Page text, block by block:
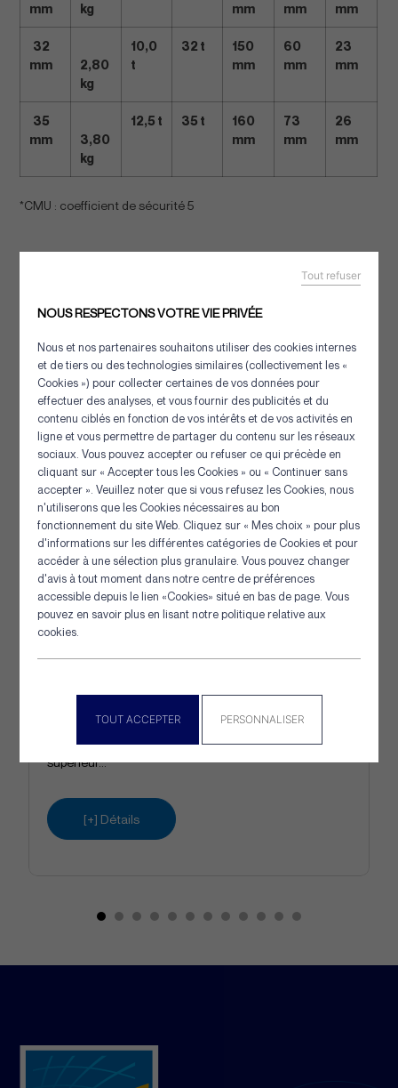
Panneau de gestion des cookies
NOUS RESPECTONS VOTRE VIE PRIVÉE
Nous et nos partenaires souhaitons utiliser des cookies internes
et de tiers ou des technologies similaires (collectivement les «
Cookies ») pour collecter certaines de vos données pour
effectuer des analyses, et vous fournir des publicités et du
contenu ciblés en fonction de vos intérêts et de vos activités en
ligne et vous permettre de partager du contenu sur les réseaux
sociaux. Vous pouvez accepter ou refuser ce qui précède en
cliquant sur « Accepter tous les Cookies » ou « Continuer sans
accepter ». Veuillez noter que si vous refusez les Cookies, nous
n'utiliserons que les Cookies nécessaires au bon
fonctionnement du site Web. Cliquez sur « Mes choix » pour plus
d'informations sur les différentes catégories de Cookies et pour
accéder à une sélection plus granulaire. Vous pouvez changer
d'avis à tout moment dans notre centre de préférences
accessible depuis le lien «Cookies» situé en bas de page. Vous
pouvez en savoir plus en lisant notre politique relative aux
cookies.
TOUT ACCEPTER
Tout refuser
PERSONNALISER
mm
kg
mm
mm
mm
32
mm
2,80
kg
10,0
t
32 t
150
mm
60
mm
23
mm
35
mm
3,80
kg
12,5 t 35 t
160
mm
73
mm
26
mm
*CMU : coefficient de sécurité 5
Flotteur EVA pour sennes à
Les flotteurs en E.V.A. sont fabriqués à partir
d’éthylène-acétate de vinyle (E.V.A.), un matériau
supérieur...
[+] Détails